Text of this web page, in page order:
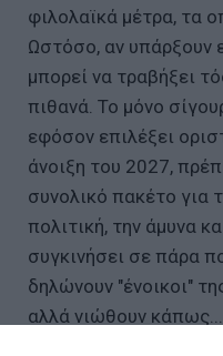
φιλολαϊκά μέτρα, τα
Ωστόσο, αν υπάρξουν
μπορεί να τραβήξει
πιθανά. Το μόνο
εφόσον επιλέξει
άνοιξη του 2027,
συνολικό πακέτο για
πολιτική, την άμυνα
συγκινήσει σε πάρα
δηλώνουν "ένοικοι"
αλλά νιώθουν